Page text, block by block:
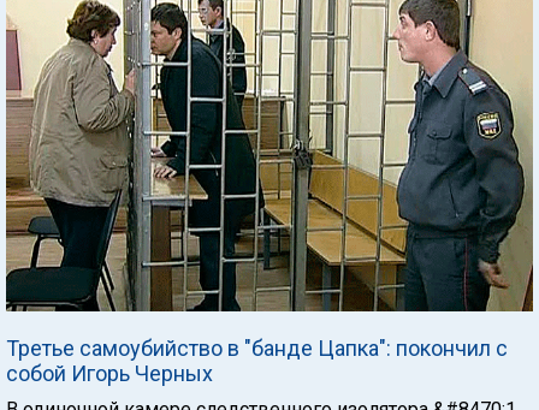
Третье самоубийство в "банде Цапка": покончил с
собой Игорь Черных